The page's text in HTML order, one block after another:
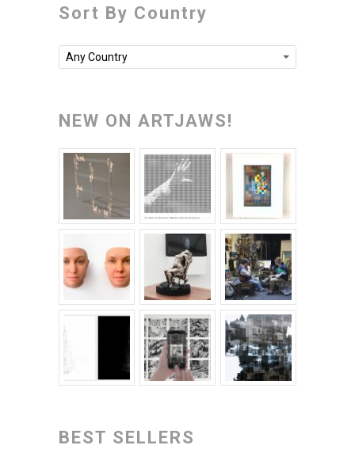
Sort By Country
Any Country
NEW ON ARTJAWS!
BEST SELLERS